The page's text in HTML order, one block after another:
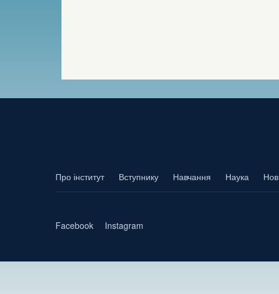
Про інститут Вступнику Навчання Наука
Facebook Instagram